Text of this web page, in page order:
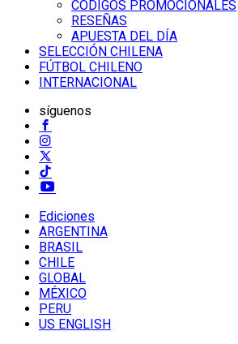
CÓDIGOS PROMOCIONALES
RESEÑAS
APUESTA DEL DÍA
SELECCIÓN CHILENA
FÚTBOL CHILENO
INTERNACIONAL
síguenos
Ediciones
ARGENTINA
BRASIL
CHILE
GLOBAL
MÉXICO
PERU
US ENGLISH